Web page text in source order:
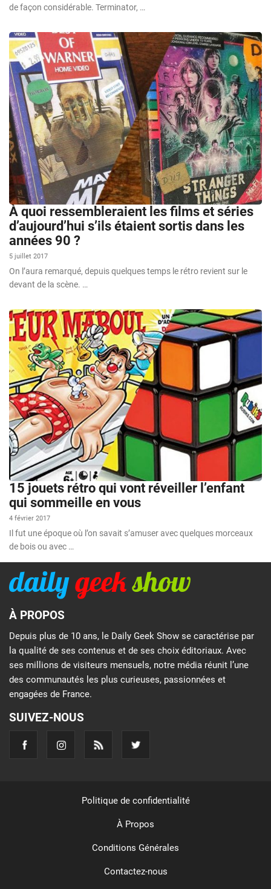
de façon considérable. Terminator, …
À quoi ressembleraient les films et séries
d’aujourd’hui s’ils étaient sortis dans les
années 90 ?
5 juillet 2017
On l’aura remarqué, depuis quelques temps le rétro revient sur le
devant de la scène. …
15 jouets rétro qui vont réveiller l’enfant
qui sommeille en vous
4 février 2017
Il fut une époque où l’on savait s’amuser avec quelques morceaux
de bois ou avec …
À PROPOS
Depuis plus de 10 ans, le Daily Geek Show se caractérise par
la qualité de ses contenus et de ses choix éditoriaux. Avec
ses millions de visiteurs mensuels, notre média réunit l’une
des communautés les plus curieuses, passionnées et
engagées de France.
SUIVEZ-NOUS
Politique de confidentialité
À Propos
Conditions Générales
Contactez-nous